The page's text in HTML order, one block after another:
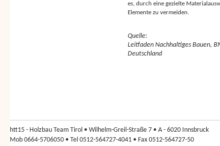
es, durch eine gezielte
Elemente zu vermeiden.
Quelle:
Leitfaden Nachhaltiges Bauen,
Deutschland
htt15 - Holzbau Team Tirol • Wilhelm-Greil-Straße 7 • A - 6020 Innsbruck
Mob 0664-5706050 • Tel 0512-564727-4041 • Fax 0512-564727-50